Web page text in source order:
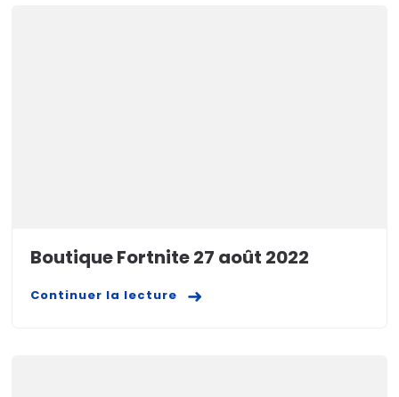
Boutique Fortnite 27 août 2022
Continuer la lecture